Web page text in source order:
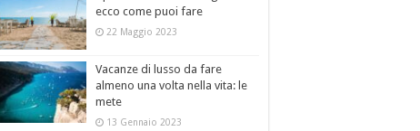
ecco come puoi fare
22 Maggio 2023
Vacanze di lusso da fare
almeno una volta nella vita: le
mete
13 Gennaio 2023